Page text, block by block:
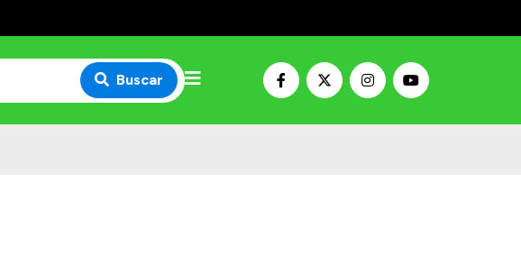
Buscar